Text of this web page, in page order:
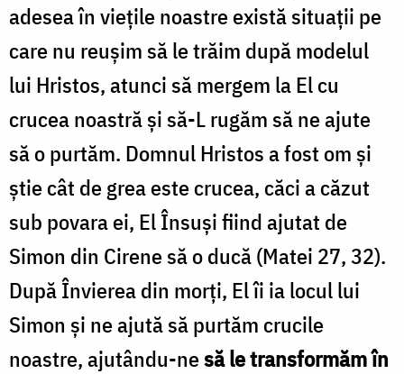
adesea în viețile noastre există situații pe
care nu reușim să le trăim după modelul
lui Hristos, atunci să mergem la El cu
crucea noastră și să-L rugăm să ne ajute
să o purtăm. Domnul Hristos a fost om și
știe cât de grea este crucea, căci a căzut
sub povara ei, El Însuși fiind ajutat de
Simon din Cirene să o ducă (Matei 27, 32).
După Învierea din morți, El îi ia locul lui
Simon și ne ajută să purtăm crucile
noastre, ajutându-nesă le transformăm în